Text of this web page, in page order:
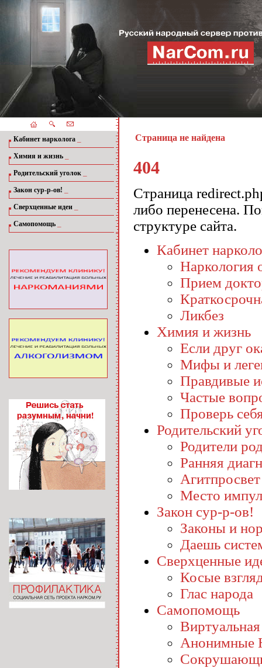
Кабинет нарколога
Химия и жизнь
Родительский уголок
Закон сур-р-ов!
Сверхценные идеи
Самопомощь
Страница не найдена
404
Страница
либо перенесена.
структуре сайта.
Кабинет
Наркология
Прием
Ликбез
Химия и жизнь
Если друг
Мифы и
Правдивые
Частые
Проверь
Родительский
Родители
Ранняя
Агитпросвет
Место
Закон сур-р-ов!
Законы и
Даешь
Сверхценные
Косые
Глас народа
Самопомощь
Анонимные